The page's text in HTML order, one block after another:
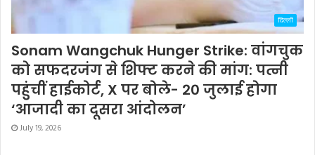
दिल्ली
Sonam Wangchuk Hunger Strike: वांगचुक
को सफदरजंग से शिफ्ट करने की मांग: पत्नी
पहुंचीं हाईकोर्ट, X पर बोले- 20 जुलाई होगा
‘आजादी का दूसरा आंदोलन’
July 19, 2026